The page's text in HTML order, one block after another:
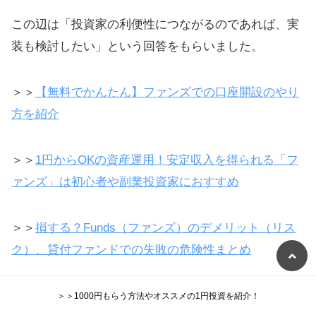
この辺は「投資家の利便性につながるのであれば、実
装も検討したい」という回答をもらいました。
＞＞
【無料でかんたん】ファンズでの口座開設のやり
方を紹介
＞＞ 1円からOKの資産運用！安定収入を得られる「フ
ァンズ」は初心者や副業投資家におすすめ
＞＞ 損する？Funds（ファンズ）のデメリット（リス
ク）、貸付ファンドでの失敗の危険性まとめ
＞＞1000円もらう方法やオススメの1円投資を紹介！